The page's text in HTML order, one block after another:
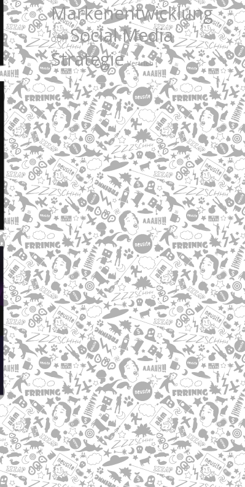
Markenentwicklung
OOH Social Media
Strategie Vertrieb